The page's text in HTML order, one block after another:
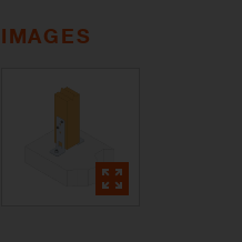
IMAGES